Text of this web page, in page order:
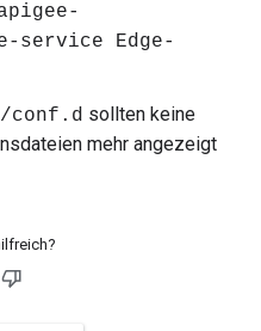
service Edge-
conf.d sollten keine
mehr angezeigt